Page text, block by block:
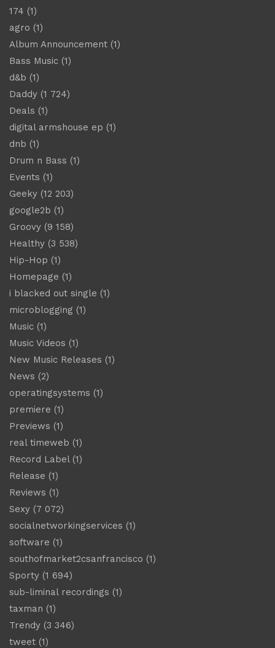
174 (1)
agro (1)
Album Announcement (1)
Bass Music (1)
d&b (1)
Daddy (1 724)
Deals (1)
digital armshouse ep (1)
dnb (1)
Drum n Bass (1)
Events (1)
Geeky (12 203)
google2b (1)
Groovy (9 158)
Healthy (3 538)
Hip-Hop (1)
Homepage (1)
i blacked out single (1)
microblogging (1)
Music (1)
Music Videos (1)
New Music Releases (1)
News (2)
operatingsystems (1)
premiere (1)
Previews (1)
real timeweb (1)
Record Label(1)
Release (1)
Reviews (1)
Sexy (7 072)
socialnetworkingservices (1)
software (1)
southofmarket2csanfrancisco (1)
Sporty (1 694)
sub-liminal recordings (1)
taxman (1)
Trendy (3 346)
tweet (1)